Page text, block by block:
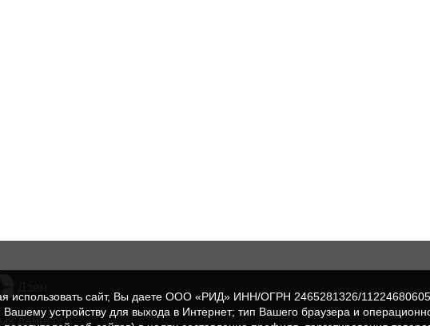
данных
использовать сайт, Вы даете ООО «РИД» ИНН/ОГРН 2465281326/
устройству для выхода в Интернет; тип Вашего браузера и